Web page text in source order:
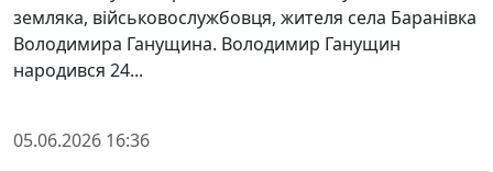
земляка, військовослужбовця, жителя села Баранівка
Володимира Ганущина. Володимир Ганущин
народився 24...
05.06.2026 16:36